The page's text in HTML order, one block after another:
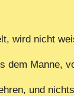
wird nicht
dem Manne,
und